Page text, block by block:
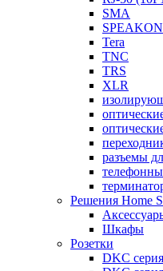
SMA
SPEAKON
Tera
TNC
TRS
XLR
разъемы
Решения Home
Шкафы
Розетки
DKC